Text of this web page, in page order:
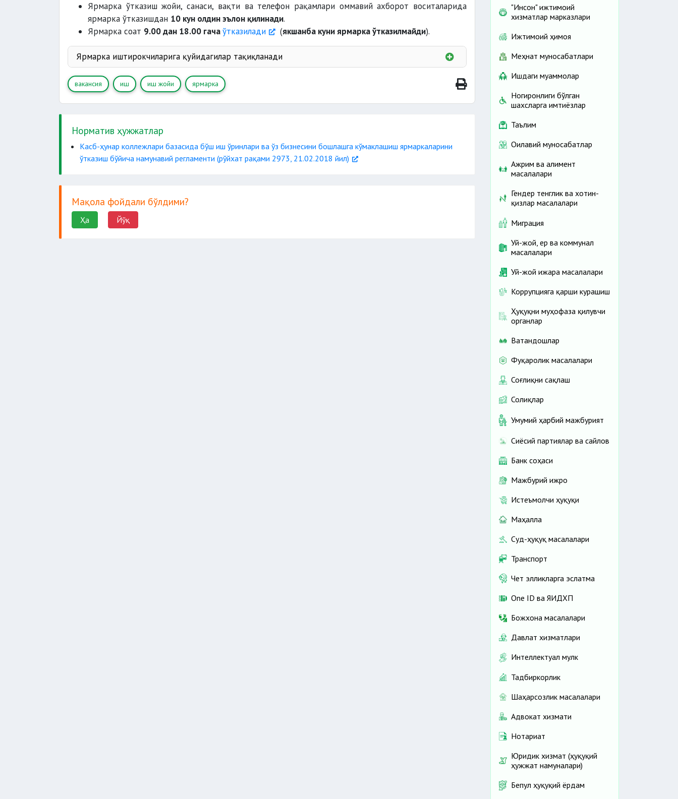
Ярмарка ўтказиш жойи, санаси, вақти ва телефон рақамлари оммавий ахборот воситаларида
ярмарка ўтказишдан 10 кун олдин эълон қилинади.
Ярмарка соат 9.00 дан 18.00 гачаўтказилади (якшанба куни ярмарка ўтказилмайди).
Ярмарка иштирокчиларига қуйидагилар тақиқланади
моддий зарар етказиши мумкин
вакансия иш иш жойи ярмарка
Норматив ҳужжатлар
Касб-ҳунар коллежлари базасида бўш иш ўринлари ва ўз бизнесини бошлашга кўмаклашиш ярмаркаларини
ўтказиш бўйича намунавий регламенти (рўйхат рақами 2973, 21.02.2018 йил)
Мақола фойдали бўлдими?
Ҳа Йўқ
"Инсон" ижтимоий
хизматлар марказлари
Ижтимоий ҳимоя
Меҳнат муносабатлари
Ишдаги муаммолар
Ногиронлиги бўлган
шахсларга имтиёзлар
Таълим
Оилавий муносабатлар
Ажрим ва алимент
масалалари
Гендер тенглик ва хотин-
қизлар масалалари
Миграция
Уй-жой, ер ва коммунал
масалалари
Уй-жой ижара масалалари
Коррупцияга қарши курашиш
Ҳуқуқни муҳофаза қилувчи
органлар
Ватандошлар
Фуқаролик масалалари
Соғлиқни сақлаш
Солиқлар
Умумий ҳарбий мажбурият
Сиёсий партиялар ва сайлов
Банк соҳаси
Мажбурий ижро
Истеъмолчи ҳуқуқи
Маҳалла
Суд-ҳуқуқ масалалари
Транспорт
Чет элликларга эслатма
One ID ва ЯИДХП
Божхона масалалари
Давлат хизматлари
Интеллектуал мулк
Тадбиркорлик
Шаҳарсозлик масалалари
Адвокат хизмати
Нотариат
Юридик хизмат (ҳуқуқий
ҳужжат намуналари)
Бепул ҳуқуқий ёрдам